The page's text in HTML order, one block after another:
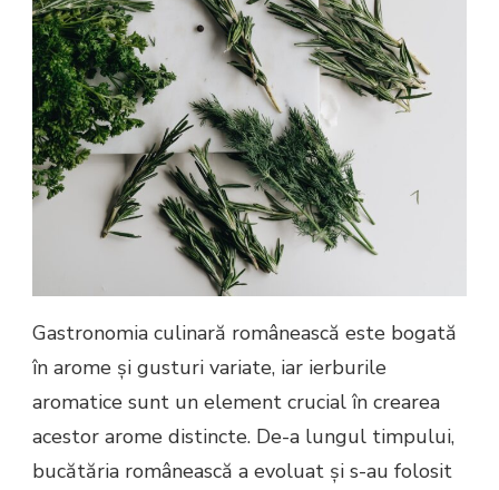
Gastronomia culinară românească este bogată
în arome și gusturi variate, iar ierburile
aromatice sunt un element crucial în crearea
acestor arome distincte. De-a lungul timpului,
bucătăria românească a evoluat și s-au folosit